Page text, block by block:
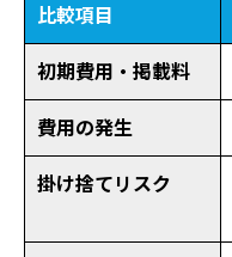
比較項目
初期費用・掲載料
費用の発生
掛け捨てリスク